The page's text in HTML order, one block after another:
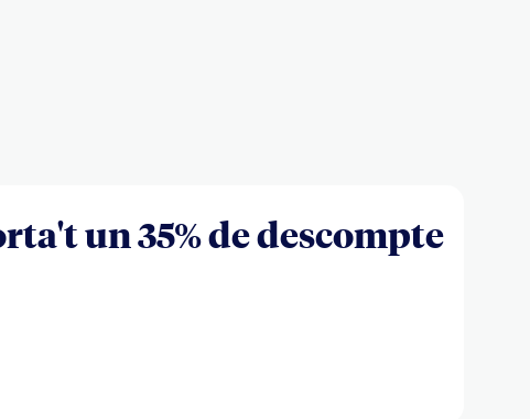
un 35% de descompte